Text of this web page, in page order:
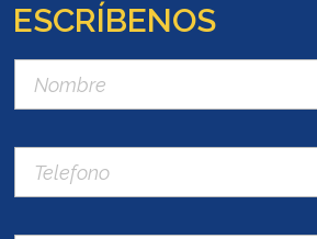
ESCRÍBENOS